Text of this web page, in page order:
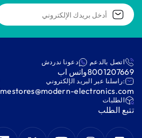
اتصل بالدعم
8001207669
دعونا ندردش
واتس اب
:راسلنا عبر البريد الإلكتروني
mestores@modern-electronics.com
‫الطلبات‬
‫تتبع الطلب‬